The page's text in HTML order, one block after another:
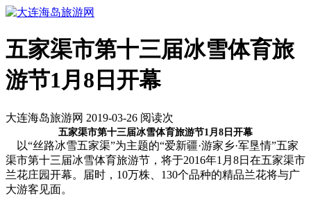
五家渠市第十三届冰雪体育旅
游节1月8日开幕
大连海岛旅游网 2019-03-26 阅读次
五家渠市第十三届冰雪体育旅游节1月8日开幕
以“丝路冰雪五家渠”为主题的“爱新疆·游家乡·军垦情”五家
渠市第十三届冰雪体育旅游节，将于2016年1月8日在五家渠市
兰花庄园开幕。届时，10万株、130个品种的精品兰花将与广
大游客见面。